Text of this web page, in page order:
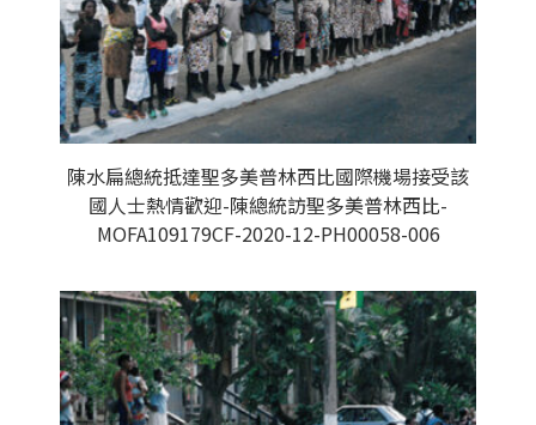
陳水扁總統抵達聖多美普林西比國際機場接受該
國人士熱情歡迎-陳總統訪聖多美普林西比-
MOFA109179CF-2020-12-PH00058-006